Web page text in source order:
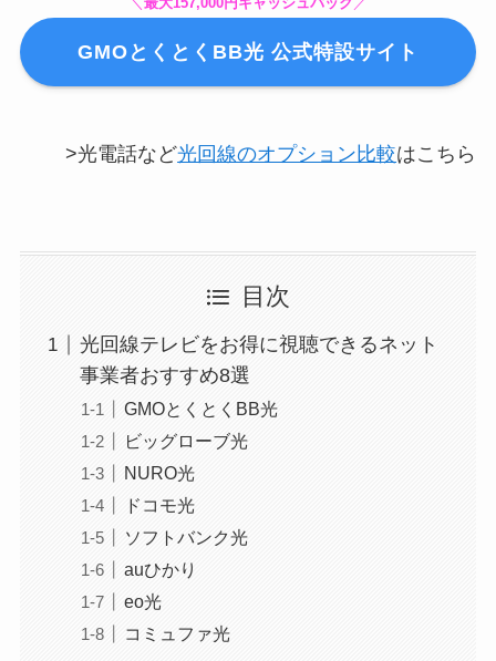
GMOとくとくBB光 公式特設サイト
>光電話など光回線のオプション比較はこちら
目次
光回線テレビをお得に視聴できるネット
事業者おすすめ8選
GMOとくとくBB光
ビッグローブ光
NURO光
ドコモ光
ソフトバンク光
auひかり
eo光
コミュファ光